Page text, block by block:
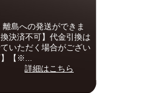
島への発送ができま
決済不可】代金引換は
いただく場合がござい
【※...
詳細はこちら